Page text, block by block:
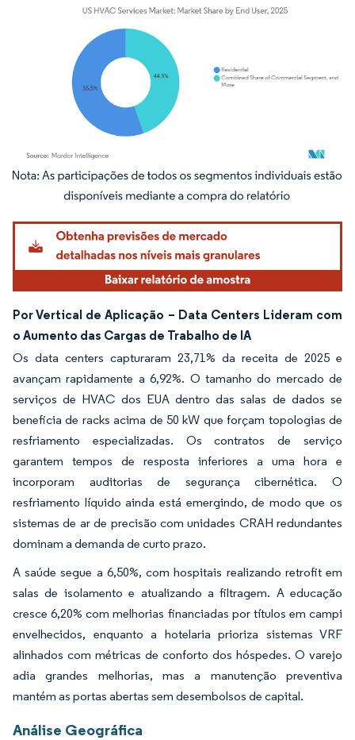
Imagem © Mordor Intelligence. O reuso requer atribuição conforme CC BY 4.0.
Por Vertical de Aplicação – Data Centers Lideram com
o Aumento das Cargas de Trabalho de IA
Os data centers capturaram 23,71% da receita de 2025 e
avançam rapidamente a 6,92%. O tamanho do mercado de
serviços de HVAC dos EUA dentro das salas de dados se
beneficia de racks acima de 50 kW que forçam topologias de
resfriamento especializadas. Os contratos de serviço
garantem tempos de resposta inferiores a uma hora e
incorporam auditorias de segurança cibernética. O
resfriamento líquido ainda está emergindo, de modo que os
sistemas de ar de precisão com unidades CRAH redundantes
dominam a demanda de curto prazo.
A saúde segue a 6,50%, com hospitais realizando retrofit em
salas de isolamento e atualizando a filtragem. A educação
cresce 6,20% com melhorias financiadas por títulos em campi
envelhecidos, enquanto a hotelaria prioriza sistemas VRF
alinhados com métricas de conforto dos hóspedes. O varejo
adia grandes melhorias, mas a manutenção preventiva
mantém as portas abertas sem desembolsos de capital.
Análise Geográfica